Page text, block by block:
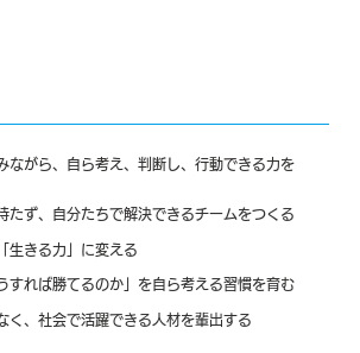
ながら、自ら考え、判断し、行動できる力を
たず、自分たちで解決できるチームをつくる
生きる力」に変える
すれば勝てるのか」を自ら考える習慣を育む
く、社会で活躍できる人材を輩出する